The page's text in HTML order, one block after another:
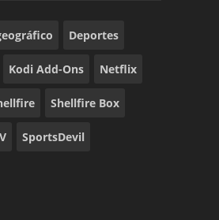
Deportes
Kodi Add-Ons Netflix
Shellfire Box
SportsDevil